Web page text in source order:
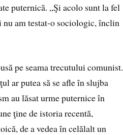
puternică. „Şi acolo sunt la fel
am testat-o sociologic, înclin
pe seama trecutului comunist.
ar putea să se afle în slujba
au lăsat urme puternice în
ţine de istoria recentă,
de a vedea în celălalt un